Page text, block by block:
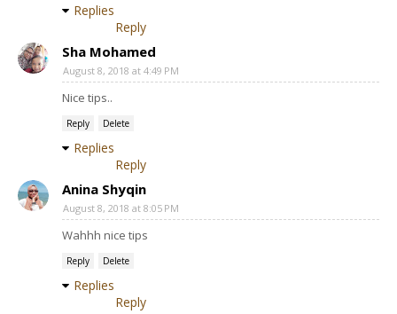
Replies
Reply
Sha Mohamed
August 8, 2018 at 4:49 PM
Nice tips..
Reply Delete
Replies
Reply
Anina Shyqin
August 8, 2018 at 8:05 PM
Wahhh nice tips
Reply Delete
Replies
Reply